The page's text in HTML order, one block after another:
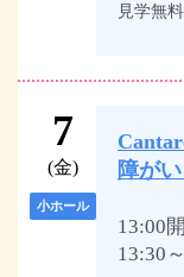
見学無料
7
(金)
小ホール
障が
13:00
13:30